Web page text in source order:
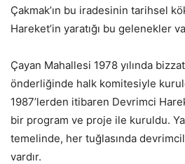
Çakmak’ın bu iradesinin tarihsel
Hareket’in yaratığı bu gelenekler
Çayan Mahallesi 1978 yılında
önderliğinde halk komitesiyle
1987’lerden itibaren Devrimci
bir program ve proje ile kuruldu.
temelinde, her tuğlasında
vardır.